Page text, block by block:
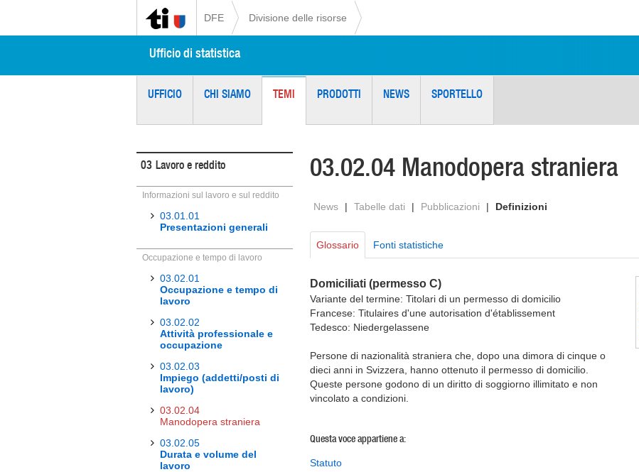
DFE Divisione delle risorse
Ufficio di statistica
UFFICIO CHI SIAMO TEMI PRODOTTI NEWS SPORTELLO
03 Lavoro e reddito
Informazioni sul lavoro e sul reddito
03.01.01
Presentazioni generali
Occupazione e tempo di lavoro
03.02.01
Occupazione e tempo di
lavoro
03.02.02
Attività professionale e
occupazione
03.02.03
Impiego (addetti/posti di
lavoro)
03.02.04
Manodopera straniera
03.02.05
Durata e volume del
lavoro
03.02.04 Manodopera straniera
News | Tabelle dati | Pubblicazioni | Definizioni
Glossario Fonti statistiche
Domiciliati (permesso C)
Variante del termine: Titolari di un permesso di domicilio
Francese: Titulaires d'une autorisation d'établissement
Tedesco: Niedergelassene
Persone di nazionalità straniera che, dopo una dimora di cinque o
dieci anni in Svizzera, hanno ottenuto il permesso di domicilio.
Queste persone godono di un diritto di soggiorno illimitato e non
vincolato a condizioni.
Questa voce appartiene a:
Statuto